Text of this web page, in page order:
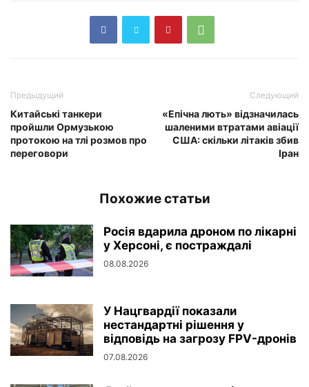
Предыдущий
Китайські танкери
пройшли Ормузькою
протокою на тлі розмов про
переговори
Следующий
«Епічна лють» відзначилась
шаленими втратами авіації
США: скільки літаків збив
Іран
Похожие статьи
Росія вдарила дроном по лікарні
у Херсоні, є постраждалі
08.08.2026
У Нацгвардії показали
нестандартні рішення у
відповідь на загрозу FPV-дронів
07.08.2026